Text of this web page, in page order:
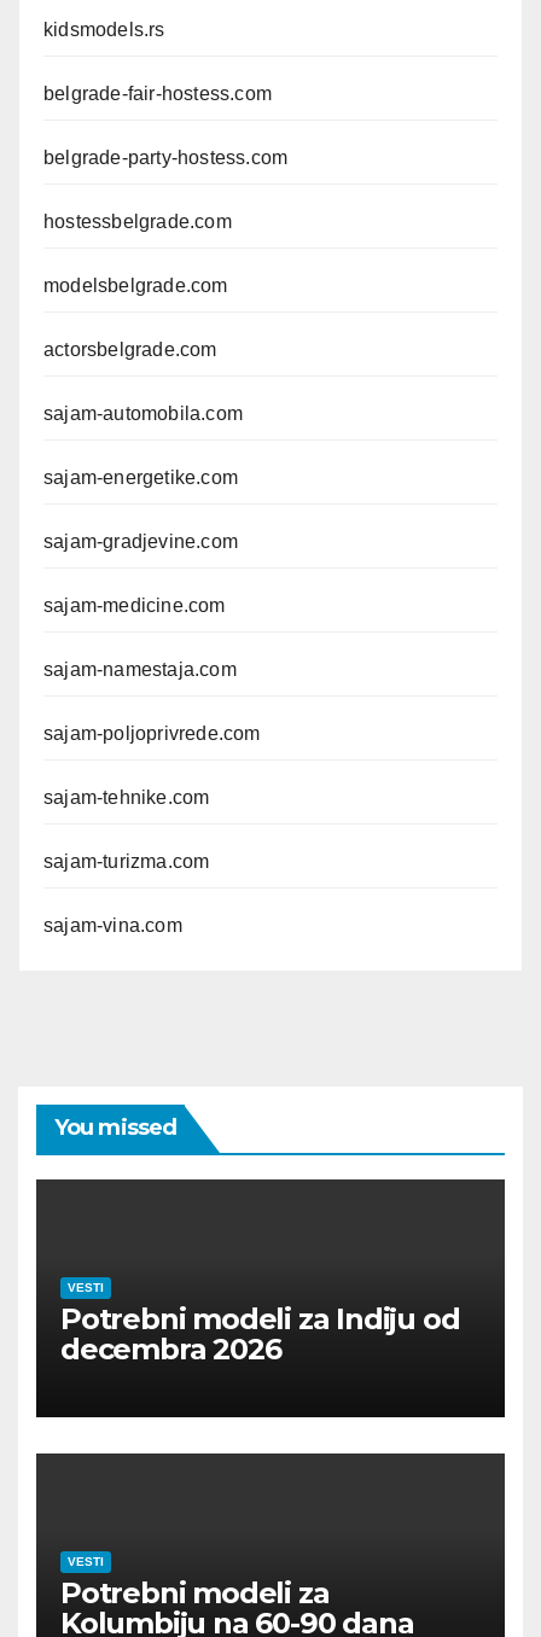
kidsmodels.rs
belgrade-fair-hostess.com
belgrade-party-hostess.com
hostessbelgrade.com
modelsbelgrade.com
actorsbelgrade.com
sajam-automobila.com
sajam-energetike.com
sajam-gradjevine.com
sajam-medicine.com
sajam-namestaja.com
sajam-poljoprivrede.com
sajam-tehnike.com
sajam-turizma.com
sajam-vina.com
You missed
VESTI
Potrebni modeli za Indiju od
decembra 2026
VESTI
Potrebni modeli za
Kolumbiju na 60-90 dana